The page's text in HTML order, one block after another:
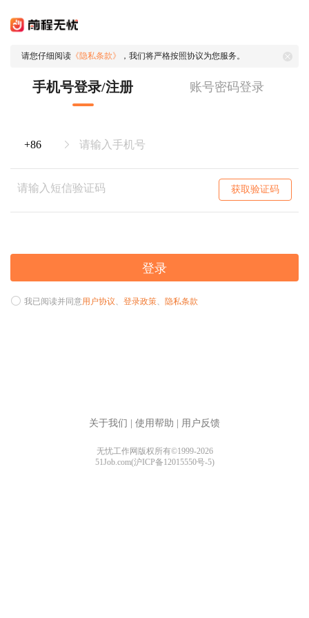
请您仔细阅读 《隐私条款》 ，我们将严格按照协议为您服务。
手机号登录/注册 账号密码登录
获取验证码
登录
我已阅读并同意用户协议、 登录政策、 隐私条款
关于我们 使用帮助 用户反馈
无忧工作网版权所有©1999-2026
51Job.com(沪ICP备12015550号-5)